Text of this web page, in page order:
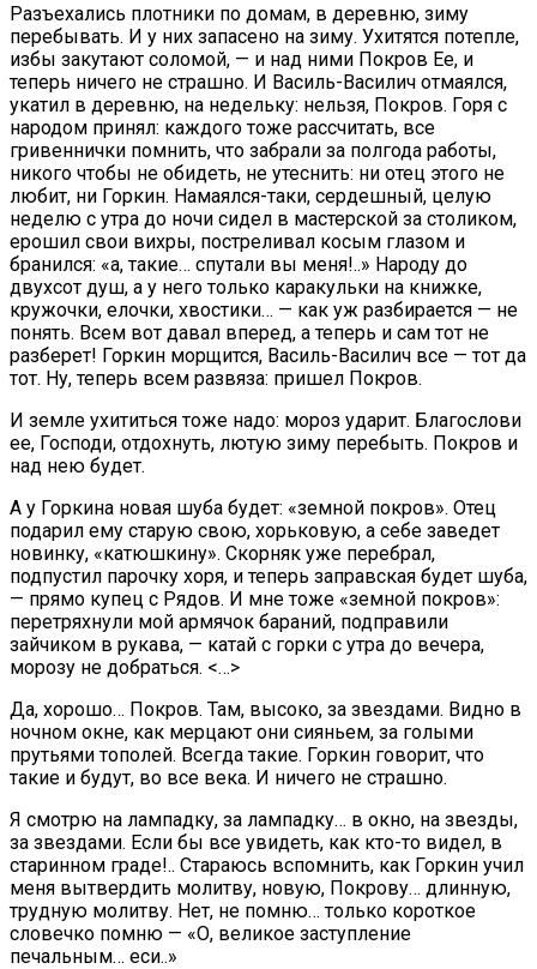
Разъехались плотники по домам, в деревню, зиму
перебывать. И у них запасено на зиму. Ухитятся потепле,
избы закутают соломой, — и над ними Покров Ее, и
теперь ничего не страшно. И Василь-Василич отмаялся,
укатил в деревню, на недельку: нельзя, Покров. Горя с
народом принял: каждого тоже рассчитать, все
гривеннички помнить, что забрали за полгода работы,
никого чтобы не обидеть, не утеснить: ни отец этого не
любит, ни Горкин. Намаялся-таки, сердешный, целую
неделю с утра до ночи сидел в мастерской за столиком,
ерошил свои вихры, постреливал косым глазом и
бранился: «а, такие… спутали вы меня!..» Народу до
двухсот душ, а у него только каракульки на книжке,
кружочки, елочки, хвостики… — как уж разбирается — не
понять. Всем вот давал вперед, а теперь и сам тот не
разберет! Горкин морщится, Василь-Василич все — тот да
тот. Ну, теперь всем развяза: пришел Покров.
И земле ухититься тоже надо: мороз ударит. Благослови
ее, Господи, отдохнуть, лютую зиму перебыть. Покров и
над нею будет.
А у Горкина новая шуба будет: «земной покров». Отец
подарил ему старую свою, хорьковую, а себе заведет
новинку, «катюшкину». Скорняк уже перебрал,
подпустил парочку хоря, и теперь заправская будет шуба,
— прямо купец с Рядов. И мне тоже «земной покров»:
перетряхнули мой армячок бараний, подправили
зайчиком в рукава, — катай с горки с утра до вечера,
морозу не добраться. <…>
Да, хорошо… Покров. Там, высоко, за звездами. Видно в
ночном окне, как мерцают они сияньем, за голыми
прутьями тополей. Всегда такие. Горкин говорит, что
такие и будут, во все века. И ничего не страшно.
Я смотрю на лампадку, за лампадку… в окно, на звезды,
за звездами. Если бы все увидеть, как кто-то видел, в
старинном граде!.. Стараюсь вспомнить, как Горкин учил
меня вытвердить молитву, новую, Покрову… длинную,
трудную молитву. Нет, не помню… только короткое
словечко помню — «О, великое заступление
печальным… еси..»